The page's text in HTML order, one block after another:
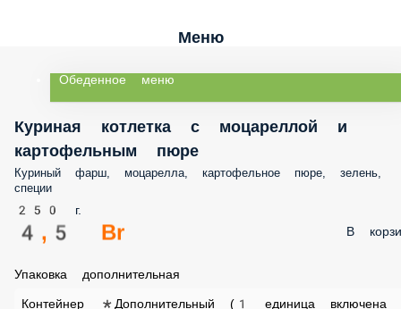
Меню
Обеденное меню
Куриная котлетка с моцареллой и
картофельным пюре
Куриный фарш, моцарелла, картофельное пюре, зелень, специи
250 г.
4,5 Br